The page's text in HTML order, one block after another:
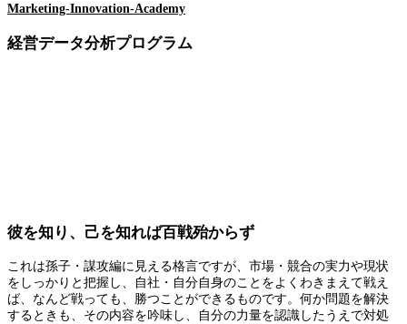
Marketing-Innovation-Academy
経営データ分析プログラム
彼を知り、己を知れば百戦殆からず
これは孫子・謀攻編に見える格言ですが、市場・競合の実力や現状
をしっかりと把握し、自社・自分自身のことをよくわきまえて戦え
ば、なんど戦っても、勝つことができるものです。何か問題を解決
するときも、その内容を吟味し、自分の力量を認識したうえで対処